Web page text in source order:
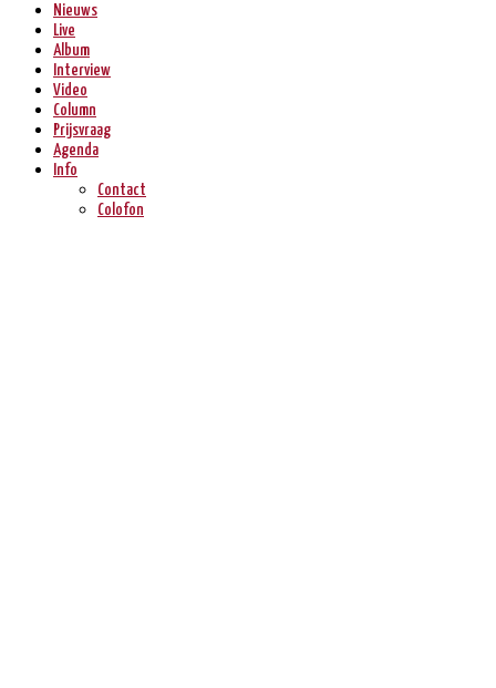
Nieuws
Live
Album
Interview
Video
Column
Prijsvraag
Agenda
Info
Contact
Colofon